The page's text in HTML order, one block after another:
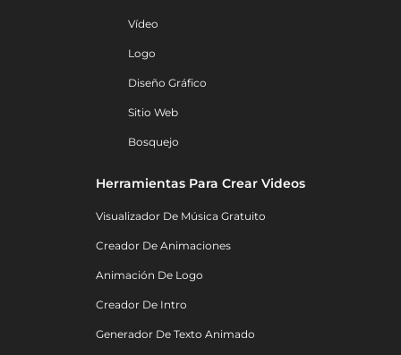
Vídeo
Logo
Diseño Gráfico
Sitio Web
Bosquejo
Herramientas Para Crear Videos
Visualizador De Música Gratuito
Creador De Animaciones
Animación De Logo
Creador De Intro
Generador De Texto Animado